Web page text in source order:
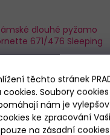
těchto stránek
Soubory
nám je
ke zpracování
na zásadní
dlouhé pyžamo
671/476 Sleeping
1 119 Kč
DETAIL